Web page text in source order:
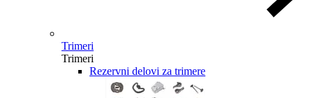
Trimeri
Trimeri
Rezervni delovi za trimere